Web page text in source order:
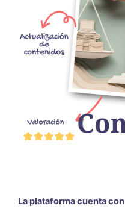
La plataforma cuenta